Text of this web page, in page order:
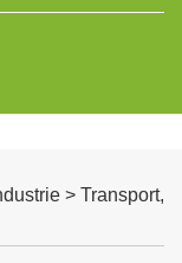
> Transport,